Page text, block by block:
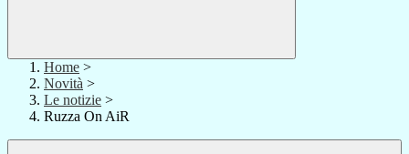
Home >
Novità >
Le notizie >
Ruzza On AiR